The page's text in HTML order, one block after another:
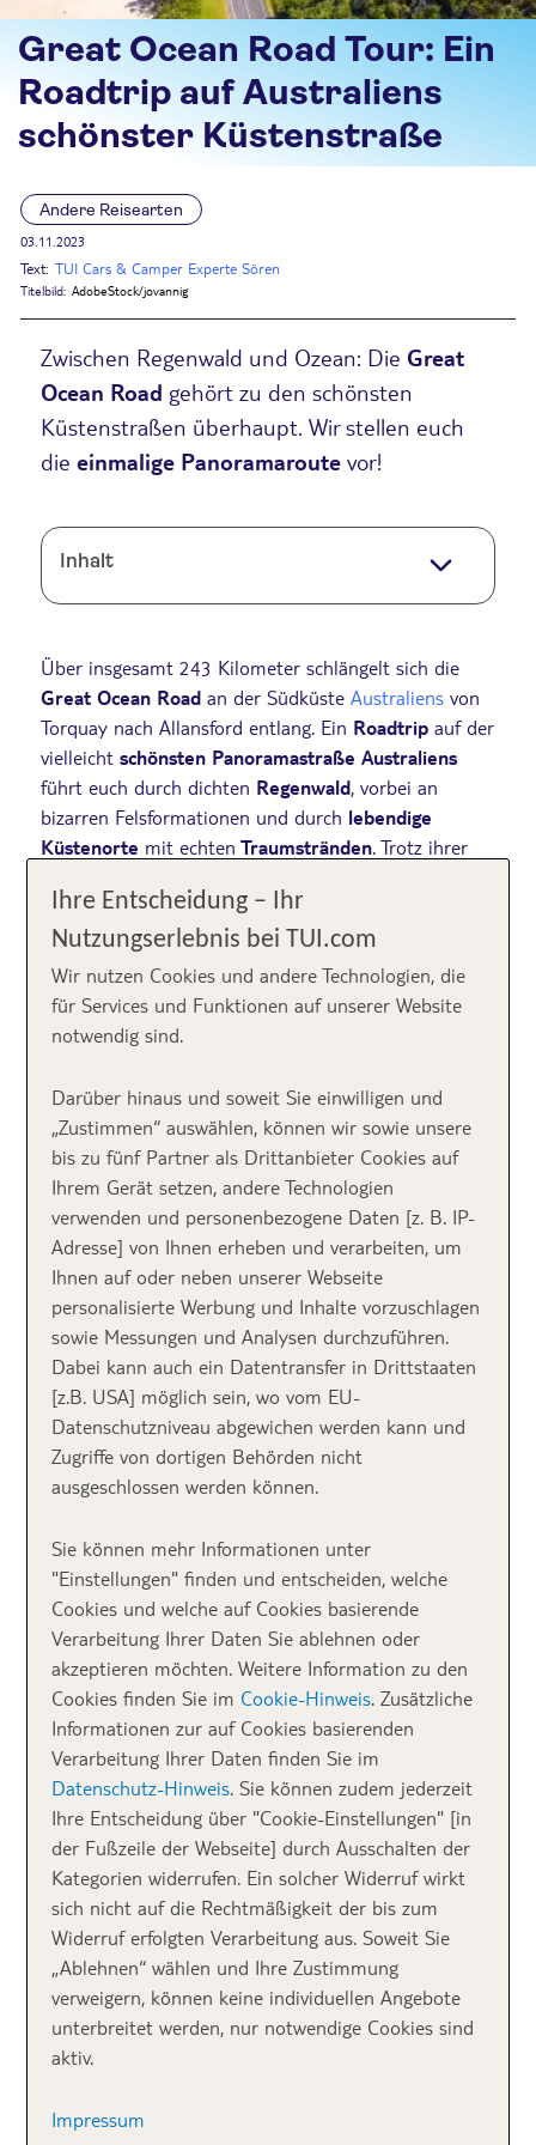
Great Ocean Road Tour: Ein
Roadtrip auf Australiens
schönster Küstenstraße
Andere Reisearten
03.11.2023
Text: TUI Cars & Camper Experte Sören
Titelbild: AdobeStock/jovannig
Zwischen Regenwald und Ozean: Die Great
Ocean Road gehört zu den schönsten
Küstenstraßen überhaupt. Wir stellen euch
die einmalige Panoramaroute vor!
Inhalt
Über insgesamt 243 Kilometer schlängelt sich die
Great Ocean Road an der Südküste Australiens von
Torquay nach Allansford entlang. Ein Roadtrip auf der
vielleicht schönsten Panoramastraße Australiens
führt euch durch dichten Regenwald, vorbei an
bizarren Felsformationen und durch lebendige
Küstenorte mit echten Traumstränden. Trotz ihrer
enorm viele Highlights – und legt eine entsprechend
großzügig ausgelegte Zeitplanung nahe. Wir stellen
euch die Eigenheiten und besten Sehenswürdigkeiten
der Küstenstraße vor.
Cars
Wissenswertes
➯Reisezeit: Die Great Ocean Road sorgt das ganze
Jahr über für unvergessliche Eindrücke. Das beste
Wetter herrscht zwischen November und März.
Allerdings ist die Küstenstraße zu dieser Zeit auch am
stärksten frequentiert. Wer dem großen Trubel aus
dem Weg gehen möchte, verlegt den Roadtrip daher
besser auf November oder Februar.
➯Reisedauer:Obwohl sie nur knapp 250 Kilometer
lang ist, solltet ihr für euren Trip entlang der Great
ausreichend Zeit, um die vielen Highlights der Strecke
zu erkunden.
➯ Verkehrsregeln: In den meisten Punkten
entsprechen die australischen Verkehrsregeln den
deutschen. Einen sehr gewichtigen Unterschied gibt
es aber: Es herrscht Linksverkehr!
➯ Tempolimit: Die Geschwindigkeitsbegrenzungen in
Australien
sind nicht einheitlich geregelt. In
geschlossenen Ortschaften gilt grundsätzlich ein
Tempolimit von 50 km/h. Außerhalb von Ortschaften
dürft ihr auf der Great Ocean Road je nach
Streckenabschnitt (und sofern nicht anders
angegeben) zwischen 80 und 100 km/h fahren.
Melbourne –
vielseitige Metropole
Ihre Entscheidung – Ihr
Nutzungserlebnis bei TUI.com
Wir nutzen Cookies und andere Technologien, die
für Services und Funktionen auf unserer Website
notwendig sind.
Darüber hinaus und soweit Sie einwilligen und
„Zustimmen“ auswählen, können wir sowie unsere
bis zu fünf Partner als Drittanbieter Cookies auf
Ihrem Gerät setzen, andere Technologien
verwenden und personenbezogene Daten [z. B. IP-
Adresse] von Ihnen erheben und verarbeiten, um
Ihnen auf oder neben unserer Webseite
personalisierte Werbung und Inhalte vorzuschlagen
sowie Messungen und Analysen durchzuführen.
Dabei kann auch ein Datentransfer in Drittstaaten
[z.B. USA] möglich sein, wo vom EU-
Datenschutzniveau abgewichen werden kann und
Zugriffe von dortigen Behörden nicht
ausgeschlossen werden können.
Sie können mehr Informationen unter
"Einstellungen" finden und entscheiden, welche
Cookies und welche auf Cookies basierende
Verarbeitung Ihrer Daten Sie ablehnen oder
akzeptieren möchten. Weitere Information zu den
Cookies finden Sie im Cookie-Hinweis. Zusätzliche
Informationen zur auf Cookies basierenden
Verarbeitung Ihrer Daten finden Sie im
Datenschutz-Hinweis. Sie können zudem jederzeit
Ihre Entscheidung über "Cookie-Einstellungen" [in
der Fußzeile der Webseite] durch Ausschalten der
Kategorien widerrufen. Ein solcher Widerruf wirkt
sich nicht auf die Rechtmäßigkeit der bis zum
Widerruf erfolgten Verarbeitung aus. Soweit Sie
„Ablehnen“ wählen und Ihre Zustimmung
verweigern, können keine individuellen Angebote
unterbreitet werden, nur notwendige Cookies sind
aktiv.
Impressum